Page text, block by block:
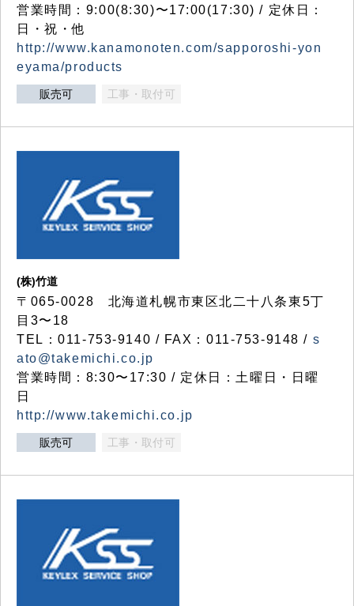
営業時間：9:00(8:30)〜17:00(17:30) / 定休日：
日・祝・他
http://www.kanamonoten.com/sapporoshi-yon
eyama/products
販売可 工事・取付可
(株)竹道
〒065-0028 北海道札幌市東区北二十八条東5丁
目3〜18
TEL：011-753-9140 / FAX：011-753-9148 / s
ato@takemichi.co.jp
営業時間：8:30〜17:30 / 定休日：土曜日・日曜
日
http://www.takemichi.co.jp
販売可 工事・取付可